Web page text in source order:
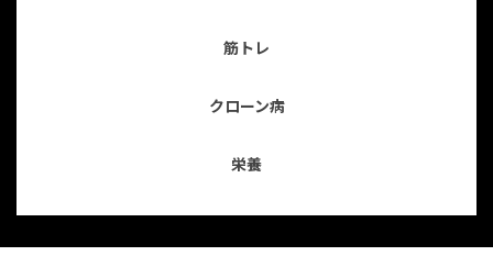
筋トレ
クローン病
栄養